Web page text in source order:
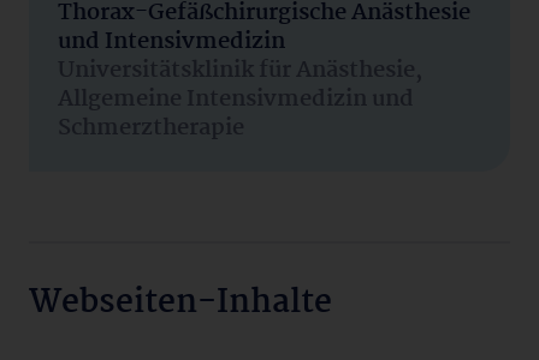
Thorax-Gefäßchirurgische Anästhesie
und Intensivmedizin
Universitätsklinik für Anästhesie,
Allgemeine Intensivmedizin und
Schmerztherapie
Webseiten-Inhalte